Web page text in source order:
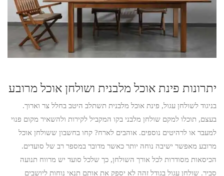
יתרונות פינת אוכל מלבנית ושולחן אוכל מרובע
בניגוד לשולחן עגול, פינת אוכל מלבנית תשתלב היטב בחלל צר וארוך.
בעצם, תוכלו למקם שולחן מלבני בקו המקביל לקירות ולהשאיר מקום פנוי
למעבר או לרהיטים נוספים. אוהבים לארח? קחו בחשבון ששולחן אוכל
מרובע מאפשר ישיבה נוחה יותר כאשר מדובר במספר רב של סועדים.
הכיסאות מסודרות לכל אורך השולחן, כך שלכל סועד יש מרווח תנועה
סביר. שולחן עגול בגודל זהה לא יספק את אותם תנאי נוחות ליושבים